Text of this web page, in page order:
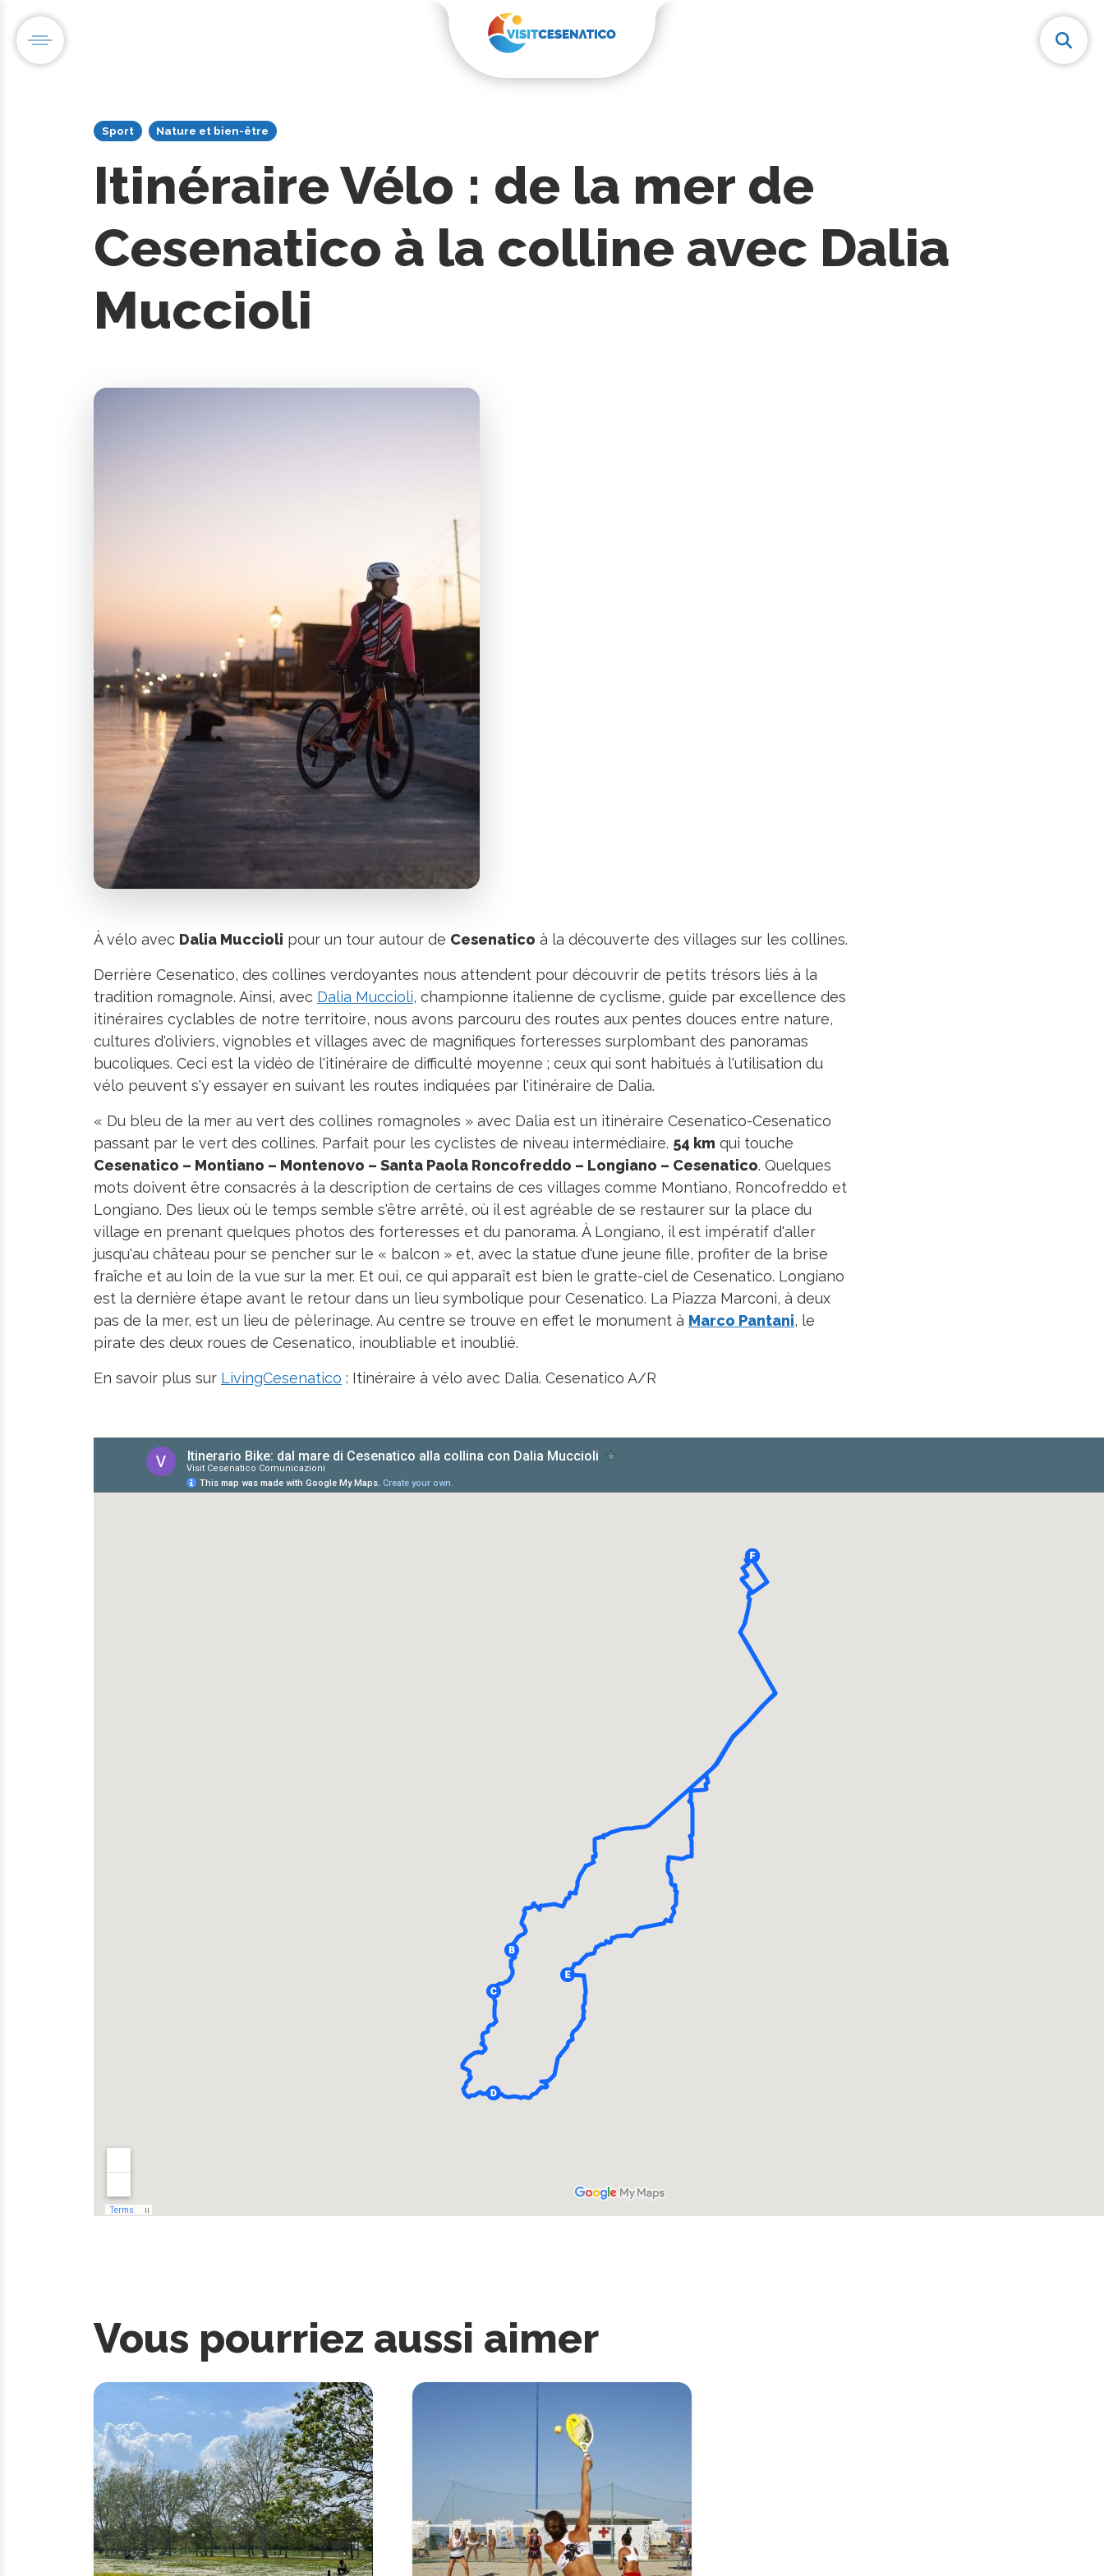
Sport Nature et bien-être
Itinéraire Vélo : de la mer de
Cesenatico à la colline avec Dalia
Muccioli
À vélo avec Dalia Muccioli pour un tour autour de Cesenatico à la découverte des villages sur les collines.
Derrière Cesenatico, des collines verdoyantes nous attendent pour découvrir de petits trésors liés à la
tradition romagnole. Ainsi, avec Dalia Muccioli, championne italienne de cyclisme, guide par excellence des
itinéraires cyclables de notre territoire, nous avons parcouru des routes aux pentes douces entre nature,
cultures d'oliviers, vignobles et villages avec de magnifiques forteresses surplombant des panoramas
bucoliques. Ceci est la vidéo de l'itinéraire de difficulté moyenne ; ceux qui sont habitués à l'utilisation du
vélo peuvent s'y essayer en suivant les routes indiquées par l'itinéraire de Dalia.
« Du bleu de la mer au vert des collines romagnoles » avec Dalia est un itinéraire Cesenatico-Cesenatico
passant par le vert des collines. Parfait pour les cyclistes de niveau intermédiaire. 54 km qui touche
Cesenatico – Montiano – Montenovo – Santa Paola Roncofreddo – Longiano – Cesenatico. Quelques
mots doivent être consacrés à la description de certains de ces villages comme Montiano, Roncofreddo et
Longiano. Des lieux où le temps semble s'être arrêté, où il est agréable de se restaurer sur la place du
village en prenant quelques photos des forteresses et du panorama. À Longiano, il est impératif d'aller
jusqu'au château pour se pencher sur le « balcon » et, avec la statue d'une jeune fille, profiter de la brise
fraîche et au loin de la vue sur la mer. Et oui, ce qui apparaît est bien le gratte-ciel de Cesenatico. Longiano
est la dernière étape avant le retour dans un lieu symbolique pour Cesenatico. La Piazza Marconi, à deux
pas de la mer, est un lieu de pèlerinage. Au centre se trouve en effet le monument à Marco Pantani, le
pirate des deux roues de Cesenatico, inoubliable et inoublié.
En savoir plus sur LivingCesenatico : Itinéraire à vélo avec Dalia. Cesenatico A/R
Vous pourriez aussi aimer